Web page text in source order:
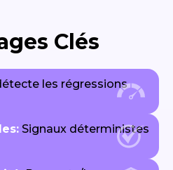
Clés
les régressions
Signaux déterministes